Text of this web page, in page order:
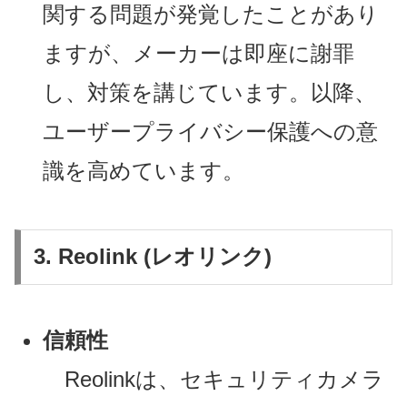
関する問題が発覚したことがあり
ますが、メーカーは即座に謝罪
し、対策を講じています。以降、
ユーザープライバシー保護への意
識を高めています。
3. Reolink (レオリンク)
信頼性
Reolinkは、セキュリティカメラ